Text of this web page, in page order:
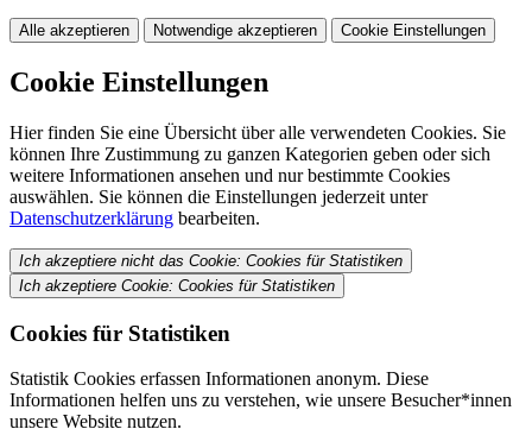
Alle akzeptieren Notwendige akzeptieren Cookie Einstellungen
Cookie Einstellungen
Hier finden Sie eine Übersicht über alle verwendeten Cookies. Sie
können Ihre Zustimmung zu ganzen Kategorien geben oder sich
weitere Informationen ansehen und nur bestimmte Cookies
auswählen. Sie können die Einstellungen jederzeit unter
Datenschutzerklärung bearbeiten.
Ich akzeptiere nicht das Cookie: Cookies für Statistiken
Ich akzeptiere Cookie: Cookies für Statistiken
Cookies für Statistiken
Statistik Cookies erfassen Informationen anonym. Diese
Informationen helfen uns zu verstehen, wie unsere Besucher*innen
unsere Website nutzen.